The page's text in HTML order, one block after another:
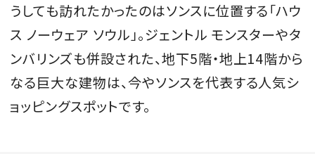
うしても訪れたかったのはソンスに位置する「ハウ
ス ノーウェア ソウル」。ジェントル モンスターやタ
ンバリンズも併設された、地下5階・地上14階から
なる巨大な建物は、今やソンスを代表する人気シ
ョッピングスポットです。